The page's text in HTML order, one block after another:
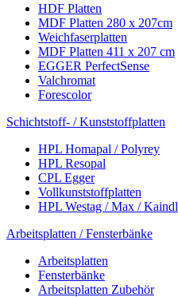
HDF Platten
MDF Platten 280 x 207cm
Weichfaserplatten
MDF Platten 411 x 207 cm
EGGER PerfectSense
Valchromat
Forescolor
Schichtstoff- / Kunststoffplatten
HPL Homapal / Polyrey
HPL Resopal
CPL Egger
Vollkunststoffplatten
HPL Westag / Max / Kaindl
Arbeitsplatten / Fensterbänke
Arbeitsplatten
Fensterbänke
Arbeitsplatten Zubehör